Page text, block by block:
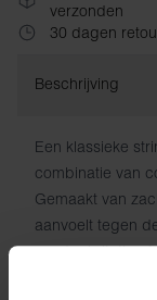
verzonden
30 dagen
Beschrijving
Een klassieke
combinatie van
Gemaakt van
aanvoelt tegen
zonder irritatie of
Normale taille